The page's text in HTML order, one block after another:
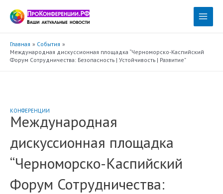
содержимому
Main
Главная
События
Международная дискуссионная площадка “Черноморско-Каспийский
Форум Сотрудничества: Безопасность | Устойчивость | Развитие”
КОНФЕРЕНЦИИ
Международная
дискуссионная площадка
“Черноморско-Каспийский
Форум Сотрудничества: